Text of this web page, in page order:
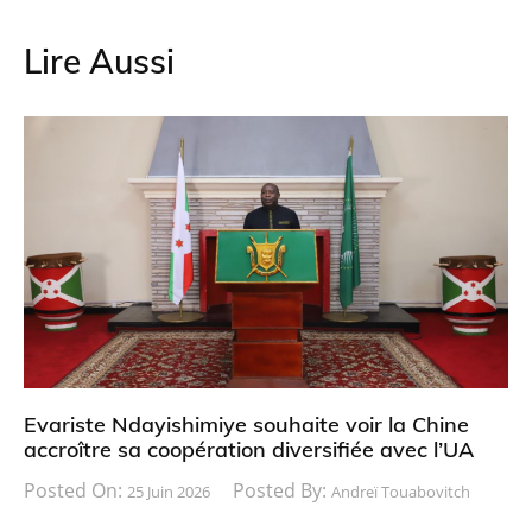
Lire Aussi
Evariste Ndayishimiye souhaite voir la Chine
accroître sa coopération diversifiée avec l’UA
Posted On: 25 Juin 2026 Posted By: Andreï Touabovitch